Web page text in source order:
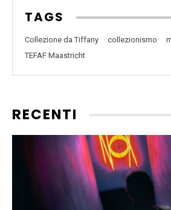
TAGS
Collezione da Tiffany collezionismo
TEFAF Maastricht
RECENTI